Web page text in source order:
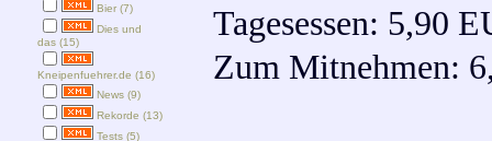
Bier (7)
Dies und
das (15)
Kneipenfuehrer.de (16)
News (9)
Rekorde (13)
Tests (5)
Tagesessen: 5,90
Zum Mitnehmen: